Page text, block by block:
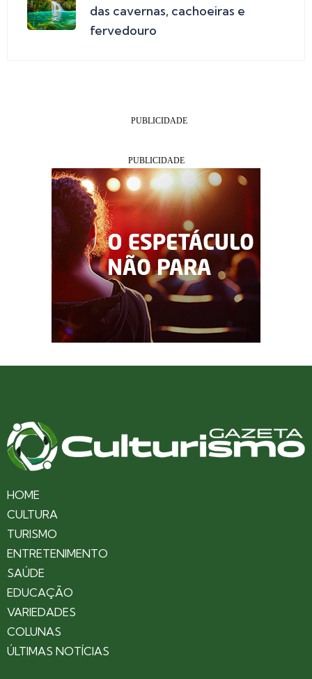
das cavernas, cachoeiras e
fervedouro
HOME
CULTURA
TURISMO
ENTRETENIMENTO
SAÚDE
EDUCAÇÃO
VARIEDADES
COLUNAS
ÚLTIMAS NOTÍCIAS